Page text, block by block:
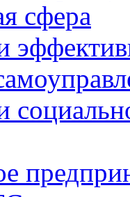
сфера